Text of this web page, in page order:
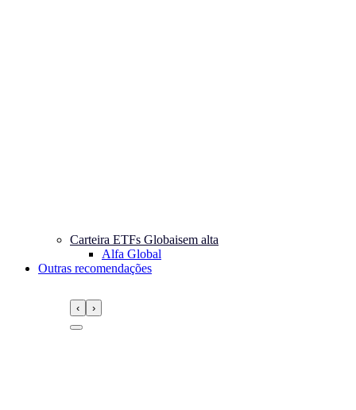
‹ ›
Carteira ETFs Globaisem alta
Alfa Global
Outras recomendações